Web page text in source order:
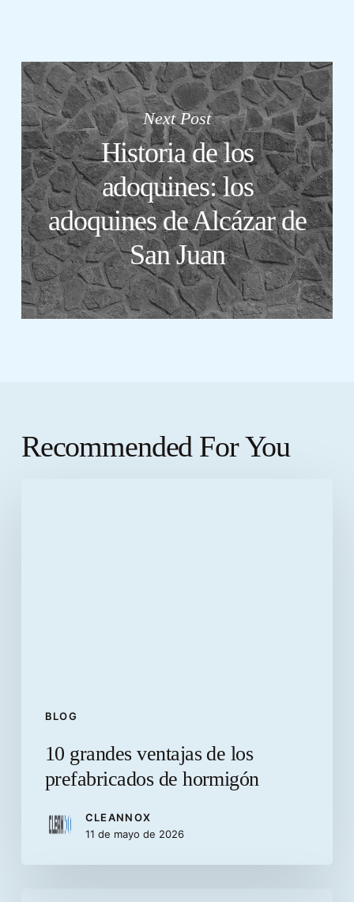
Next Post
Historia de los
adoquines: los
adoquines de Alcázar de
San Juan
Recommended For You
BLOG
10 grandes ventajas de los
prefabricados de hormigón
CLEANNOX
11 de mayo de 2026